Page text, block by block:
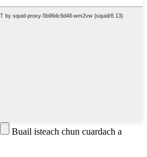
Buail isteach chun cuardach a